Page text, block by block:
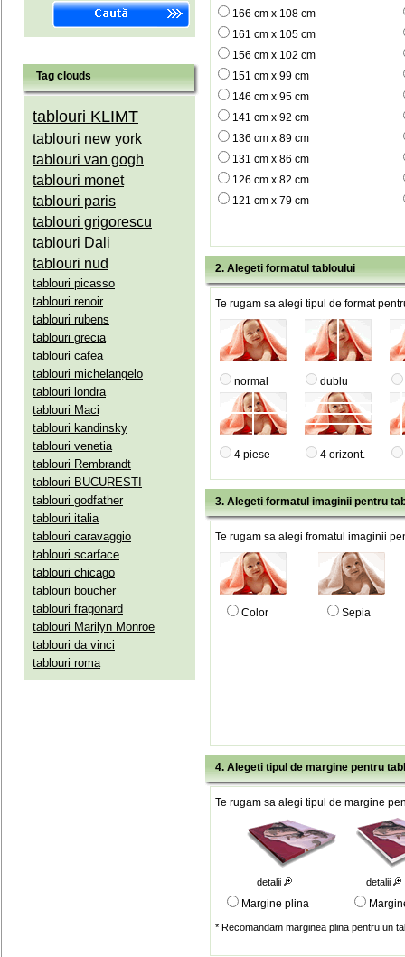
Tag clouds
tablouri KLIMT
tablouri new york
tablouri van gogh
tablouri monet
tablouri paris
tablouri grigorescu
tablouri Dali
tablouri nud
tablouri picasso
tablouri renoir
tablouri rubens
tablouri grecia
tablouri cafea
tablouri michelangelo
tablouri londra
tablouri Maci
tablouri kandinsky
tablouri venetia
tablouri Rembrandt
tablouri BUCURESTI
tablouri godfather
tablouri italia
tablouri caravaggio
tablouri scarface
tablouri chicago
tablouri boucher
tablouri fragonard
tablouri Marilyn Monroe
tablouri da vinci
tablouri roma
166 cm x 108 cm
161 cm x 105 cm
156 cm x 102 cm
151 cm x 99 cm
146 cm x 95 cm
141 cm x 92 cm
136 cm x 89 cm
131 cm x 86 cm
126 cm x 82 cm
121 cm x 79 cm
2. Alegeti formatul tabloului
Te rugam sa alegi tipul de format
normal dublu
4 piese 4 orizont.
3. Alegeti formatul imaginii pentru
Te rugam sa alegi fromatul imaginii
Color Sepia
4. Alegeti tipul de margine pentru
Te rugam sa alegi tipul de margine
detalii detalii
Margine plina
* Recomandam marginea plina pentru un